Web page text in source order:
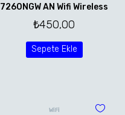
7260NGW AN Wifi Wireless
₺450,00
Sepete Ekle
WİFİ